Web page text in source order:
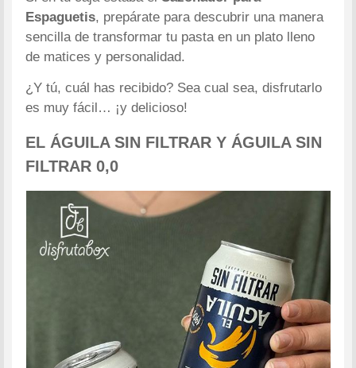
Espaguetis, prepárate para descubrir una manera
sencilla de transformar tu pasta en un plato lleno
de matices y personalidad.
¿Y tú, cuál has recibido? Sea cual sea, disfrutarlo
es muy fácil… ¡y delicioso!
EL ÁGUILA SIN FILTRAR Y ÁGUILA SIN
FILTRAR 0,0